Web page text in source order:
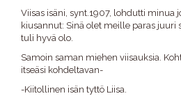
Viisas isäni, synt.1907, lohdutti minua
kiusannut: Sinä olet meille paras juuri
tuli hyvä olo.
Samoin saman miehen viisauksia.
itseäsi kohdeltavan-
-Kiitollinen isän tyttö Liisa.